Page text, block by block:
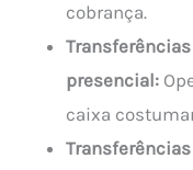
cobrança.
presencial:
caixa